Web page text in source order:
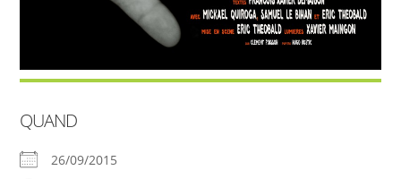
QUAND
26/09/2015